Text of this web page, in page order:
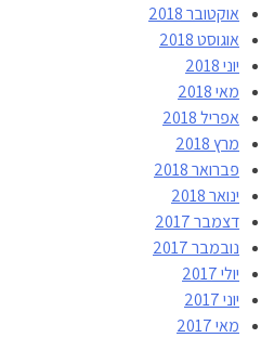
אוקטובר 2018
אוגוסט 2018
יוני 2018
מאי 2018
אפריל 2018
מרץ 2018
פברואר 2018
ינואר 2018
דצמבר 2017
נובמבר 2017
יולי 2017
יוני 2017
מאי 2017